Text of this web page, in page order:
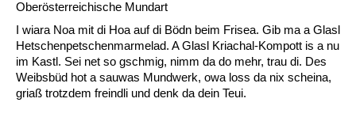
Oberösterreichische Mundart
I wiara Noa mit di Hoa auf di Bödn beim Frisea. Gib ma a Glasl
Hetschenpetschenmarmelad. A Glasl Kriachal-Kompott is a nu
im Kastl. Sei net so gschmig, nimm da do mehr, trau di. Des
Weibsbüd hot a sauwas Mundwerk, owa loss da nix scheina,
griaß trotzdem freindli und denk da dein Teui.